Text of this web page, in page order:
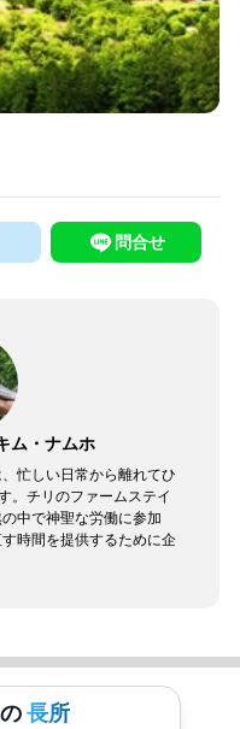
問合せ
ム・ナムホ
忙しい日常から離れてひ
。チリのファームステイ
中で神聖な労働に参加
時間を提供するために企
長所